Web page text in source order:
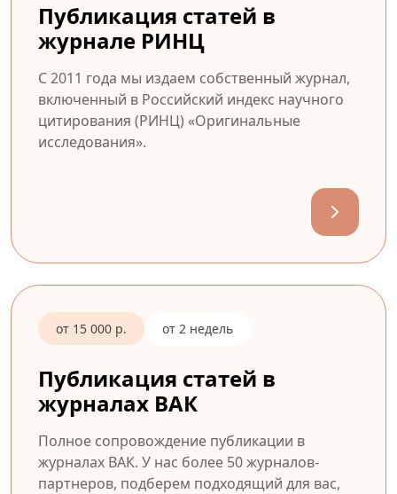
Публикация статей в
журнале РИНЦ
С 2011 года мы издаем собственный журнал,
включенный в Российский индекс научного
цитирования (РИНЦ) «Оригинальные
исследования».
от 15 000 р. от 2 недель
Публикация статей в
журналах ВАК
Полное сопровождение публикации в
журналах ВАК. У нас более 50 журналов-
партнеров, подберем подходящий для вас,